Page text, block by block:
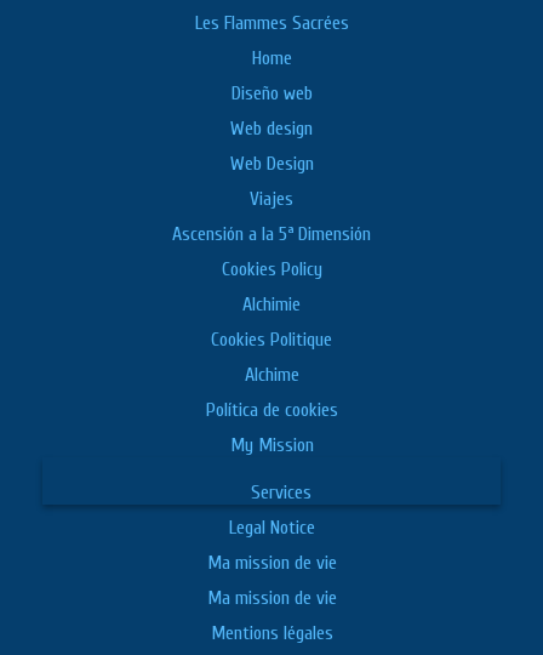
Les Flammes Sacrées
Home
Diseño web
Web design
Web Design
Viajes
Ascensión a la 5ª Dimensión
Cookies Policy
Alchimie
Cookies Politique
Alchime
Política de cookies
My Mission
Services
Legal Notice
Ma mission de vie
Ma mission de vie
Mentions légales